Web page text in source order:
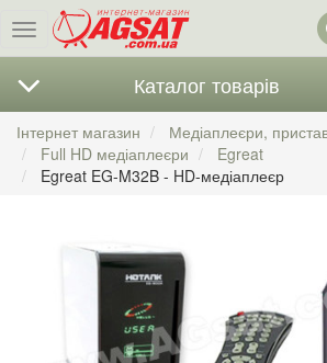
Меню
Каталог товарів
Інтернет магазин
Медіаплеєри,
Full HD медіаплеєри
Egreat
Egreat EG-M32B - HD-медіаплеєр